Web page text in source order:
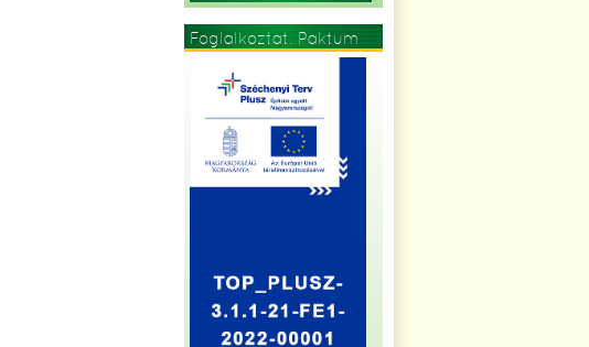
Foglalkoztat. Paktum